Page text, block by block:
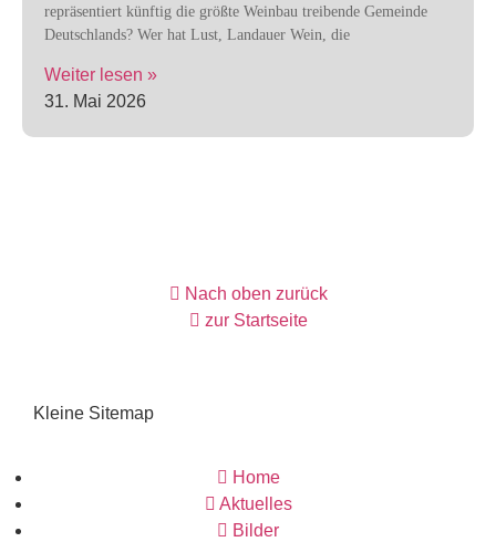
repräsentiert künftig die größte Weinbau treibende Gemeinde
Deutschlands? Wer hat Lust, Landauer Wein, die
Weiter lesen »
31. Mai 2026
Nach oben zurück
zur Startseite
Kleine Sitemap
Home
Aktuelles
Bilder